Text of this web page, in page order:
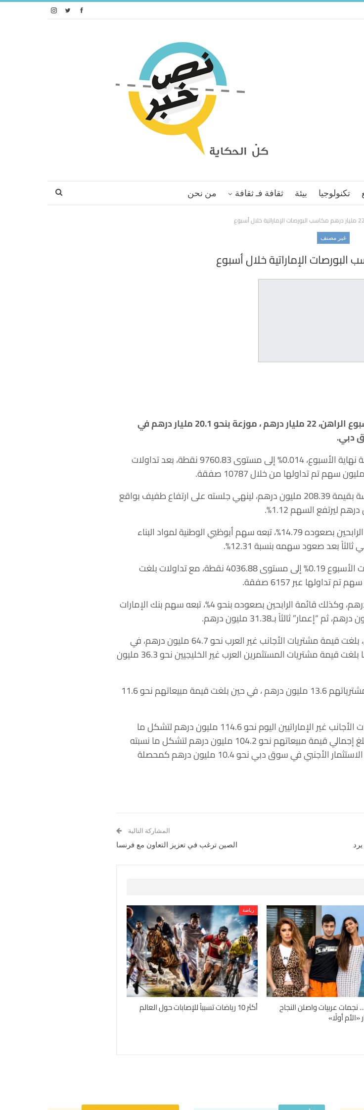
تكنولوجيا بيئة ثقافة فـ ثقافة من نحن
22 مليار درهم مكاسب البورصات الإماراتية خلال أسبوع
غير مصنف
تخطت مكاسب أسواق المال الإماراتية خلال الأسبوع الراهن، 22 مليار درهم ، موزعة بنحو 20.1 مليار درهم في
دبي.
وارتفع المؤشر العام لسوق أبوظبي المالي خلال جلسة نهاية الأسبوع، 0.014% إلى مستوى 9760.83 نقطة، بعد تداولات
وتصدر سهم “العالمية القابضة” التداولات خلال الجلسة بقيمة 208.39 مليون درهم، لينهي جلسته على ارتفاع طفيف بواقع
وتصدر سهم شركة “فودكو” الوطنية للمواد الغذائية الرابحين بصعوده 14.79%، تبعه سهم أبوظبي الوطنية لمواد البناء
وفي دبي ، ارتفع المؤشر العام للسوق خلال آخر جلسات الأسبوع 0.19% إلى مستوى 4036.88 نقطة، مع تداولات بلغت
وتصدر سهم “شعاع” التداولات بقيمة 36.87 مليون درهم، وكذلك قائمة الرابحين بصعوده بنحو 4%، تبعه سهم بنك الإمارات
وفيما يتعلق بالاستثمار الأجنبي في سوق دبي المالي، بلغت قيمة مشتريات الأجانب غير العرب نحو 64.7 مليون درهم، في
حين بلغت قيمة مبيعاتهم نحو 62.2 مليون درهم، كما بلغت قيمة مشتريات المستثمرين العرب غير الخليجيين نحو 36.3 مليون
أما بالنسبة للمستثمرين الخليجيين ، فقد بلغت قيمة مشترياتهم 13.6 مليون درهم ، في حين بلغت قيمة مبيعاتهم نحو 11.6
ونتيجة لهذه التطورات ، فقد بلغ إجمالي قيمة مشتريات الأجانب غير الإماراتيين اليوم نحو 114.6 مليون درهم لتشكل ما
نسبته 37.18% من إجمالي قيمة المشتريات، في حين بلغ إجمالي قيمة مبيعاتهم نحو 104.2 مليون درهم لتشكل ما نسبته
33.81% من إجمالي قيمة المبيعات، ليبلغ بذلك صافي الاستثمار الأجنبي في سوق دبي نحو 10.4 مليون درهم كمحصلة
المشاركة التالية
الصين ترغب في تعزيز التعاون مع فرنسا
نجمات عربيات واصلن النجاح
أولًا»
رياضة
أكثر 10 رياضات تسبباً للإصابات حول العالم